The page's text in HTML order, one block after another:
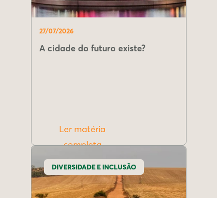
27/07/2026
A cidade do futuro existe?
Ler matéria
completa
DIVERSIDADE E INCLUSÃO